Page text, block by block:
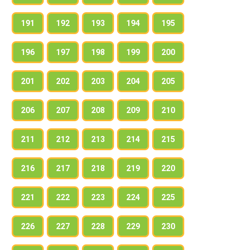
191 192 193 194 195
196 197 198 199 200
201 202 203 204 205
206 207 208 209 210
211 212 213 214 215
216 217 218 219 220
221 222 223 224 225
226 227 228 229 230